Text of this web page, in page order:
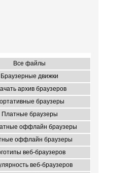
веб-браузеров
веб-браузеров
оффлайн браузеры
оффлайн браузеры
Платные браузеры
браузеры
архив браузеров
Браузерные движки
Все файлы